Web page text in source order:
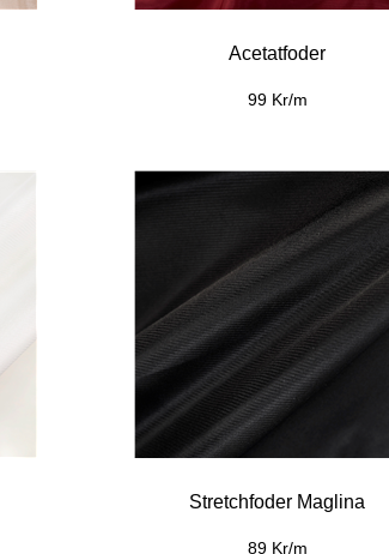
Acetatfoder
99 Kr/m
Stretchfoder Maglina
89 Kr/m